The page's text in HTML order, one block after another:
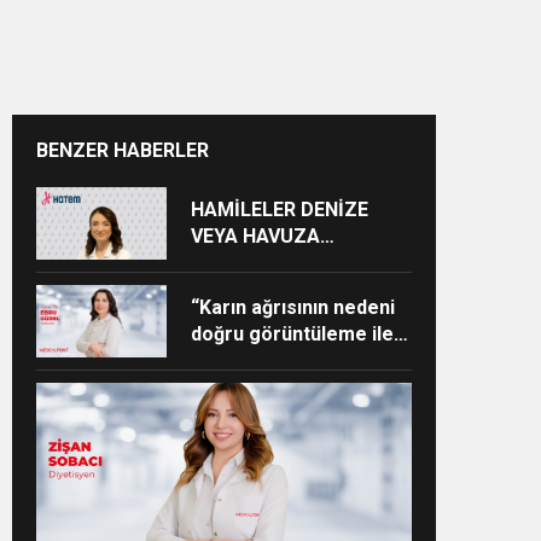
BENZER HABERLER
HAMİLELER DENİZE
VEYA HAVUZA
“Karın ağrısının nedeni
doğru görüntüleme ile